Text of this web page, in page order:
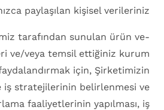
paylaşılan kişisel verileriniz;
tarafından sunulan ürün ve
ve/veya temsil ettiğiniz kurum
için, Şirketimizin
iş stratejilerinin belirlenmesi ve
faaliyetlerinin yapılması, iş